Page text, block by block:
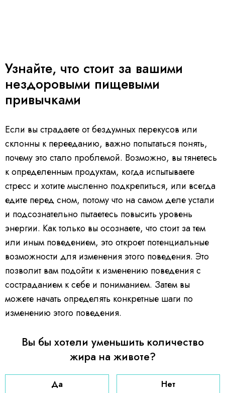
Узнайте, что стоит за вашими
нездоровыми пищевыми
привычками
Если вы страдаете от бездумных перекусов или
склонны к перееданию, важно попытаться понять,
почему это стало проблемой. Возможно, вы тянетесь
к определенным продуктам, когда испытываете
стресс и хотите мысленно подкрепиться, или всегда
едите перед сном, потому что на самом деле устали
и подсознательно пытаетесь повысить уровень
энергии. Как только вы осознаете, что стоит за тем
или иным поведением, это откроет потенциальные
возможности для изменения этого поведения. Это
позволит вам подойти к изменению поведения с
состраданием к себе и пониманием. Затем вы
можете начать определять конкретные шаги по
изменению этого поведения.
Вы бы хотели уменьшить количество
жира на животе?
Да Нет